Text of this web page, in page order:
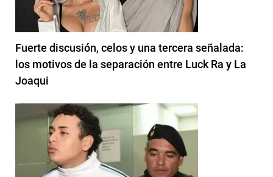
Fuerte discusión, celos y una tercera señalada:
los motivos de la separación entre Luck Ra y La
Joaqui